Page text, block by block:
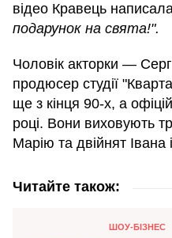
відео Кравець
подарунок на свята!".
Чоловік акторки —
продюсер студії
ще з кінця 90-х, а
році. Вони виховують
Марію та двійнят Івана
Читайте також:
Категорія
ШОУ-БІЗНЕС